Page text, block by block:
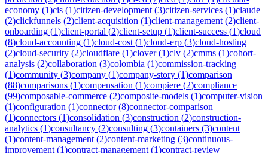
economy (1)cis (1)citizen-development (3)citizen-services (1)claude
(2)clickfunnels (2)client-acquisition (1)client-management (2)client-
onboarding (1)client-portal (2)client-setup (1)client-success (1)cloud
(8)cloud-accounting (1)cloud-cost (1)cloud-erp (3)cloud-hosting
(2)cloud-security (2)cloudflare (1)clover(1)clv (2)cmms (1)cohort-
analysis (2)collaboration (3)colombia (1)commission-tracking
(1)community (3)company (1)company-story (1)comparison
(88)comparisons (1)compensation (1)compiere (2)compliance
(99)composable-commerce (2)composite-models (1)computer-vision
(1)configuration (1)connector(8)connector-comparison
(1)connectors (1)consolidation (3)construction (2)construction-
analytics (1)consultancy (2)consulting (3)containers (3)content
(1)content-management (2)content-marketing (3)continuous-
improvement (1)contract-management (1)contract-review